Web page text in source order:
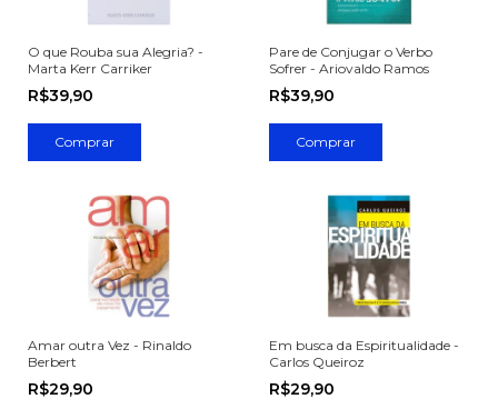
O que Rouba sua Alegria? -
Marta Kerr Carriker
R$39,90
Pare de Conjugar o Verbo
Sofrer - Ariovaldo Ramos
R$39,90
Amar outra Vez - Rinaldo
Berbert
R$29,90
Em busca da Espiritualidade -
Carlos Queiroz
R$29,90